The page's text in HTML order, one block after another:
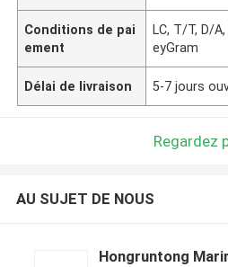
Conditions de pai
ement
LC, T/T, D/
eyGram
Délai de livraison 5-7 jours
Regardez
AU SUJET DE NOUS
Hongruntong